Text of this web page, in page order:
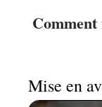
Mise en